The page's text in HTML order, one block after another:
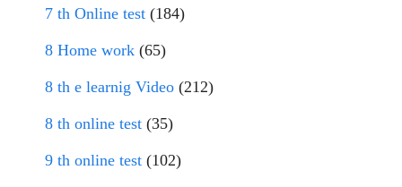
7 th Online test (184)
8 Home work (65)
8 th e learnig Video (212)
8 th online test (35)
9 th online test (102)